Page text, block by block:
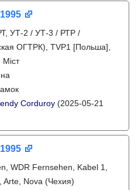
УТ-2 / УТ-3 / РТР /
ОГТРК), TVP1 [Польша],
Corduroy (2025-05-21
WDR Fernsehen, Kabel 1,
Arte, Nova (Чехия)